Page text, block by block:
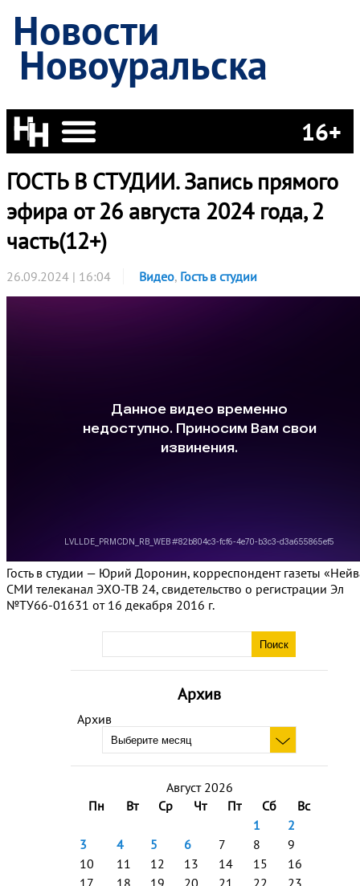
Новости
Новоуральска
16+
Архив
Архив
Август 2026
Пн
Вт Ср Чт Пт Сб
Вс
1
2
3
4 5 6 7 8
9
10
11 12 13 14 15
16
17
18 19 20 21 22
23
ГОСТЬ В СТУДИИ. Запись прямого
эфира от 26 августа 2024 года, 2
часть(12+)
26.09.2024 | 16:04 Видео, Гость в студии
Гость в студии — Юрий Доронин, корреспондент газеты
СМИ телеканал ЭХО-ТВ 24, свидетельство о регистрации Эл
№ТУ66-01631 от 16 декабря 2016 г.